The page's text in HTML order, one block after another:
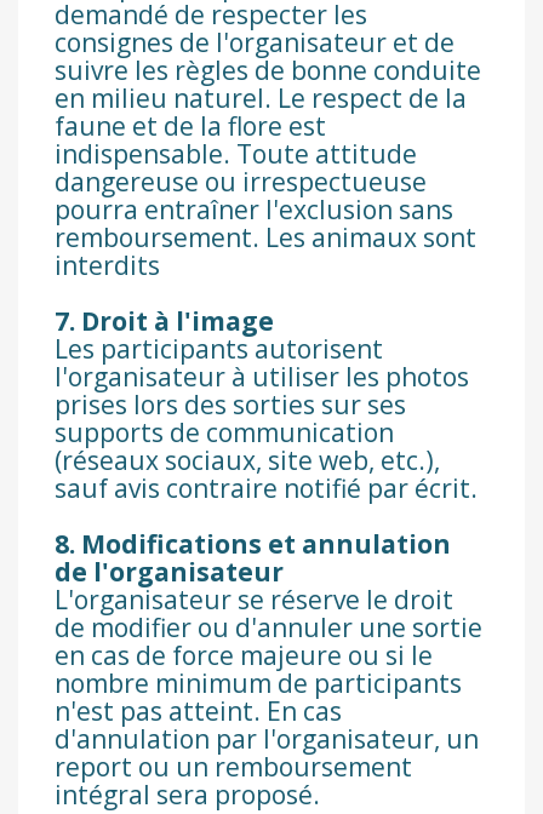
demandé de respecter les
consignes de l'organisateur et de
suivre les règles de bonne conduite
en milieu naturel. Le respect de la
faune et de la flore est
indispensable. Toute attitude
dangereuse ou irrespectueuse
pourra entraîner l'exclusion sans
remboursement. Les animaux sont
interdits
7. Droit à l'image
Les participants autorisent
l'organisateur à utiliser les photos
prises lors des sorties sur ses
supports de communication
(réseaux sociaux, site web, etc.),
sauf avis contraire notifié par écrit.
8. Modifications et annulation
de l'organisateur
L'organisateur se réserve le droit
de modifier ou d'annuler une sortie
en cas de force majeure ou si le
nombre minimum de participants
n'est pas atteint. En cas
d'annulation par l'organisateur, un
report ou un remboursement
intégral sera proposé.